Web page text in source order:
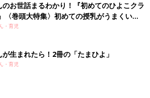
のお世話まるわかり！『初めてのひよこクラ
〈巻頭大特集〉初めての授乳がうまくい
ぱい・ミルクの基本と夏のトラブル 解決テ
・育児
生まれたら！2冊の「たまひよ」
・育児